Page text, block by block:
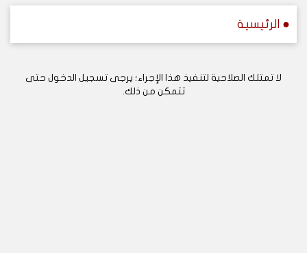
● الرئيسية
لا تمتلك الصلاحية لتنفيذ هذا الإجراء؛ يرجى تسجيل الدخول حتى
تتمكن من ذلك.